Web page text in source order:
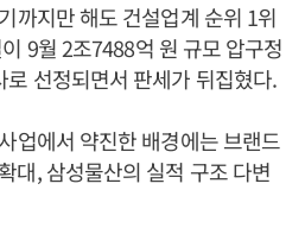
까지만 해도 건설업계 순위 1위
9월 2조7488억 원 규모 압구정
선정되면서 판세가 뒤집혔다.
업에서 약진한 배경에는 브랜드
대, 삼성물산의 실적 구조 다변